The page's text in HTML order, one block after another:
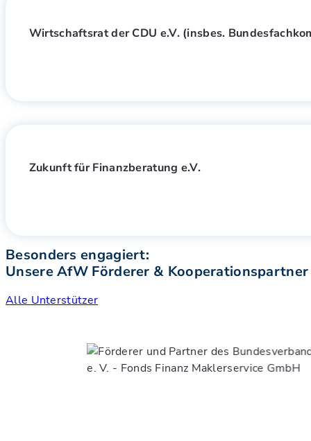
Wirtschaftsrat der CDU e.V. (insbes.
Zukunft für Finanzberatung e.V.
Besonders engagiert:
Unsere AfW Förderer & Kooperationspartner
Alle Unterstützer